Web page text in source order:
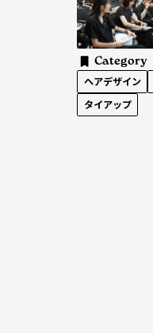
Category
ヘアデザイン
タイアップ